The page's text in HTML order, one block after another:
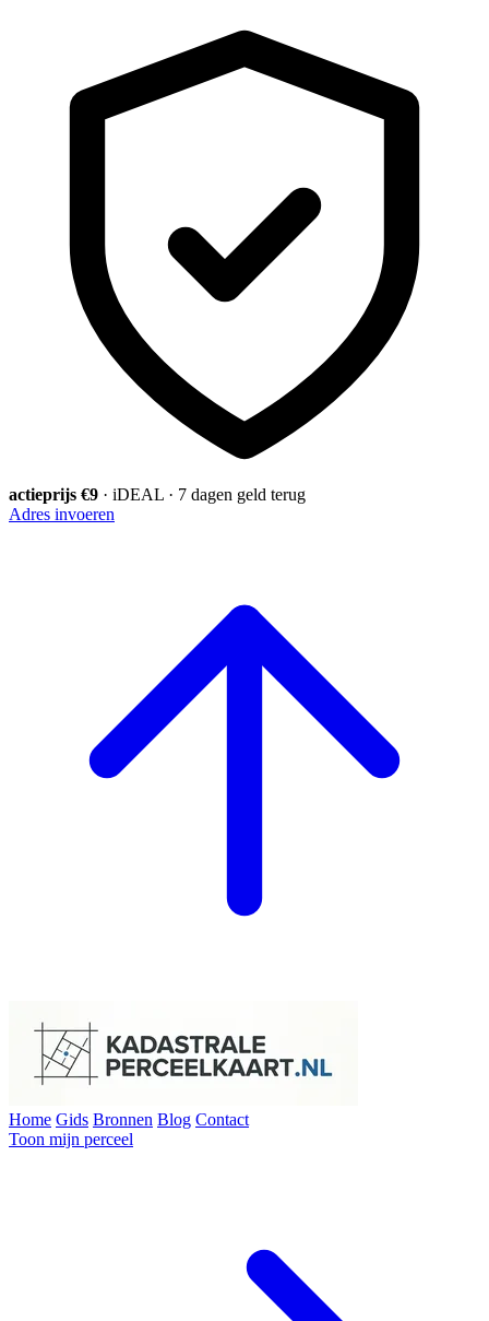
actieprijs €9 · iDEAL · 7 dagen geld terug
Adres invoeren
Home Gids Bronnen Blog Contact
Toon mijn perceel